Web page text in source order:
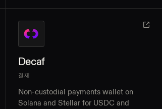
Decaf
결제
Non-custodial payments wallet on
Solana and Stellar for USDC and